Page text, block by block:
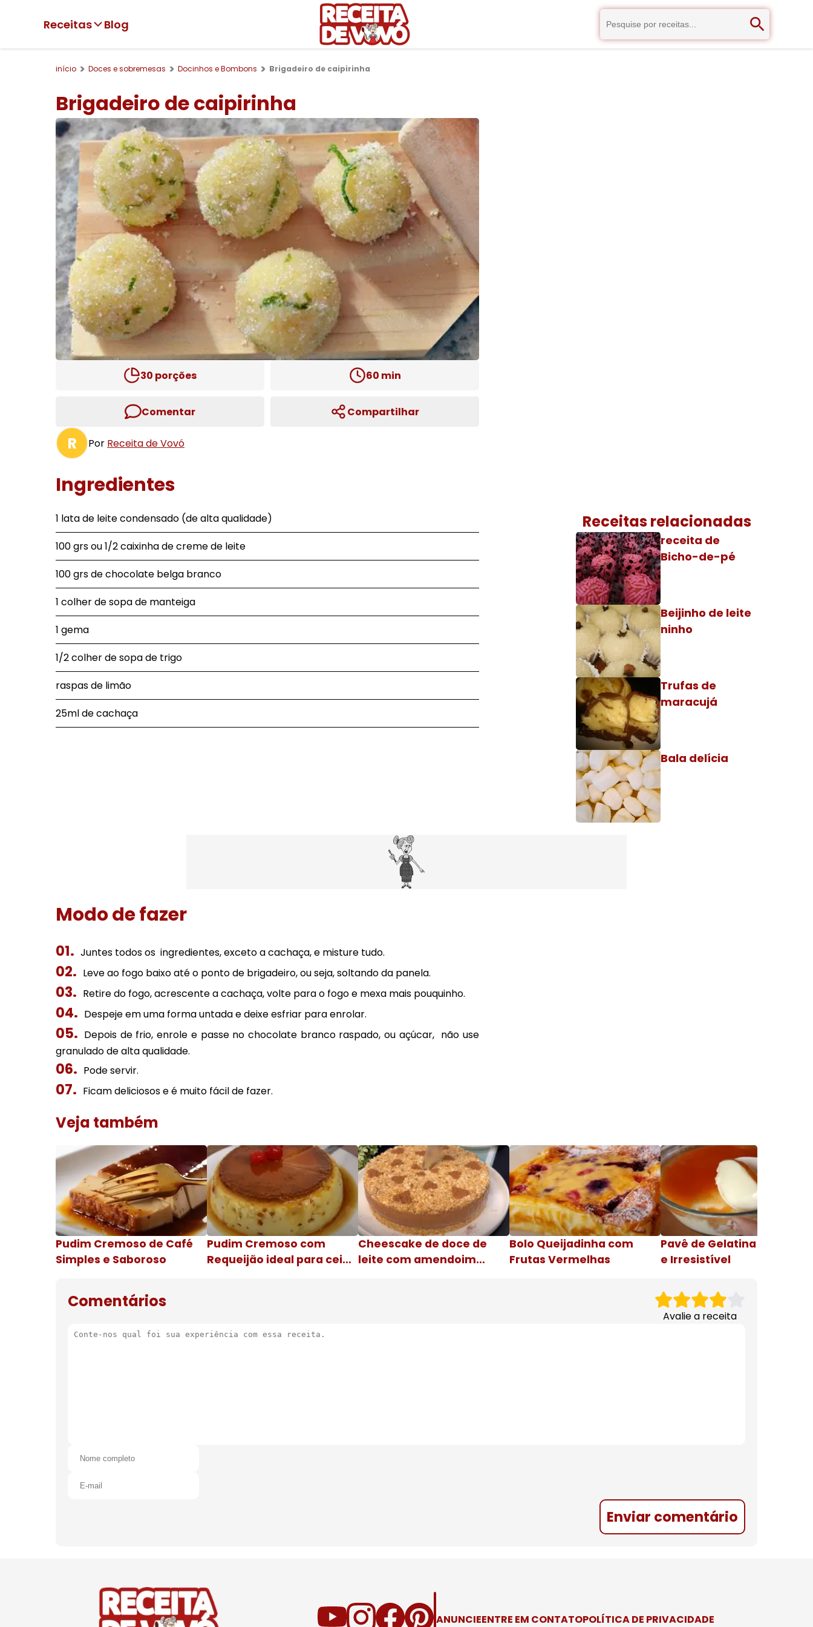
Receitas Blog
início Doces e sobremesas Docinhos e Bombons Brigadeiro de caipirinha
Brigadeiro de caipirinha
30 porções 60 min
Comentar Compartilhar
R Por Receita de Vovó
Ingredientes
1 lata de leite condensado (de alta qualidade)
100 grs ou 1/2 caixinha de creme de leite
100 grs de chocolate belga branco
1 colher de sopa de manteiga
1 gema
1/2 colher de sopa de trigo
raspas de limão
25ml de cachaça
Receitas relacionadas
receita de
Bicho-de-pé
Beijinho de leite
ninho
Trufas de
maracujá
Bala delícia
Modo de fazer
Juntes todos os ingredientes, exceto a cachaça, e misture tudo.
Leve ao fogo baixo até o ponto de brigadeiro, ou seja, soltando da panela.
Retire do fogo, acrescente a cachaça, volte para o fogo e mexa mais pouquinho.
Despeje em uma forma untada e deixe esfriar para enrolar.
Depois de frio, enrole e passe no chocolate branco raspado, ou açúcar, não use
granulado de alta qualidade.
Pode servir.
Ficam deliciosos e é muito fácil de fazer.
Veja também
Pudim Cremoso de Café
Simples e Saboroso
Pudim Cremoso com
Requeijão ideal para ceia
Cheescake de doce de
leite com amendoim
Bolo Queijadinha com
Frutas Vermelhas
Pavê de Gelatina Cremosa
e Irresistível
Comentários
Avalie a receita
Enviar comentário
ANUNCIEENTRE EM CONTATOPOLÍTICA DE PRIVACIDADE